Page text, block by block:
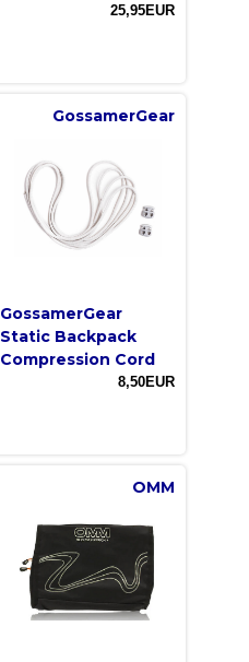
25,95EUR
GossamerGear
GossamerGear
Static Backpack
Compression Cord
8,50EUR
OMM